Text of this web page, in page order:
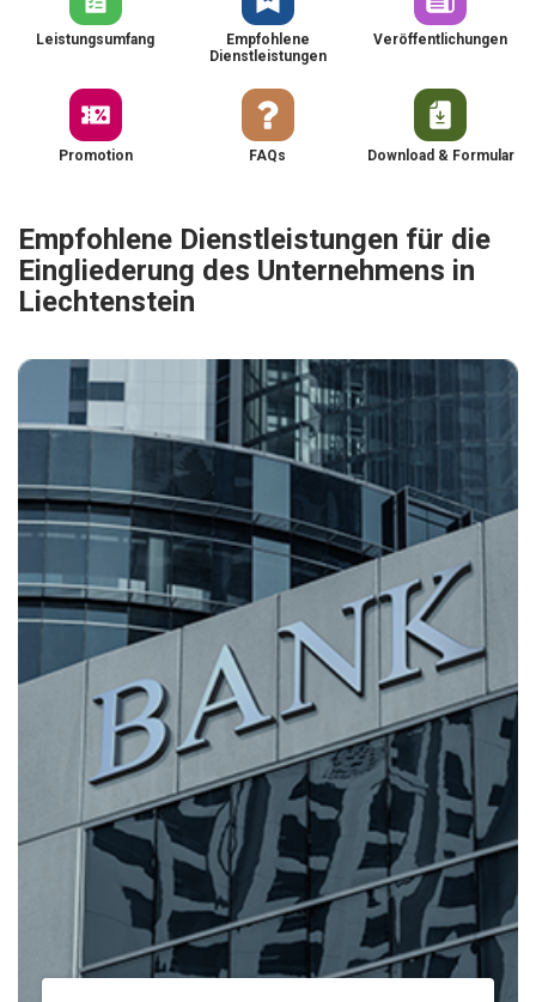
Leistungsumfang
Empfohlene
Dienstleistungen
Veröffentlichungen
Promotion FAQs Download & Formular
Empfohlene Dienstleistungen für die
Eingliederung des Unternehmens in
Liechtenstein